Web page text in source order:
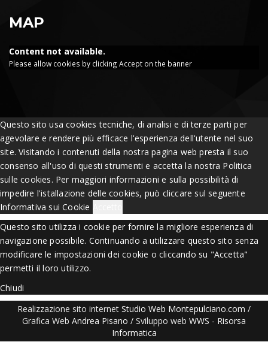
MAP
Content not available.
Please allow cookies by clicking Accept on the banner
Questo sito usa cookies tecniche, di analisi e di terze parti per
agevolare e rendere più efficace l'esperienza dell'utente nel suo
site. Visitando i contenuti della nostra pagina web presta il suo
consenso all'uso di questi strumenti e accetta la nostra Politica
sulle cookies. Per maggiori informazioni e sulla possibilità di
impedire l'istallazione delle cookies, può cliccare sul seguente
Informativa sui Cookie
Questo sito utilizza i cookie per fornire la migliore esperienza di
navigazione possibile. Continuando a utilizzare questo sito senza
modificare le impostazioni dei cookie o cliccando su "Accetta"
permetti il loro utilizzo.
Chiudi
Realizzazione sito internet Studio Web Montepulciano.com /
Grafica Web Andrea Pisano / Sviluppo web WWS - Risorsa
Informatica